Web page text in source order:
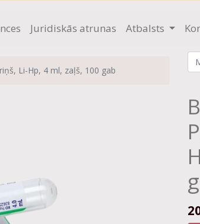
Juridiskās atrunas Atbalsts
Li-Hp, 4 ml, zaļš, 100 gab